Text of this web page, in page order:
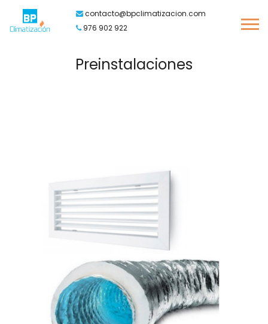
contacto@bpclimatizacion.com
976 902 922
Preinstalaciones